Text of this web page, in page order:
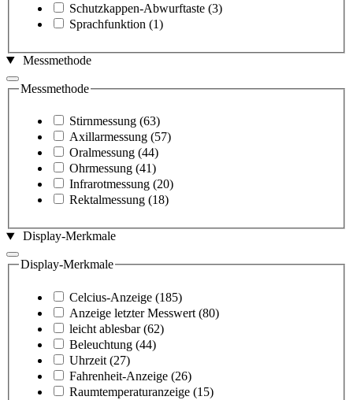
Schutzkappen-Abwurftaste (3)
Sprachfunktion (1)
Messmethode
Messmethode
Stirnmessung (63)
Axillarmessung (57)
Oralmessung (44)
Ohrmessung (41)
Infrarotmessung (20)
Rektalmessung (18)
Display-Merkmale
Display-Merkmale
Celcius-Anzeige (185)
Anzeige letzter Messwert (80)
leicht ablesbar (62)
Beleuchtung (44)
Uhrzeit (27)
Fahrenheit-Anzeige (26)
Raumtemperaturanzeige (15)